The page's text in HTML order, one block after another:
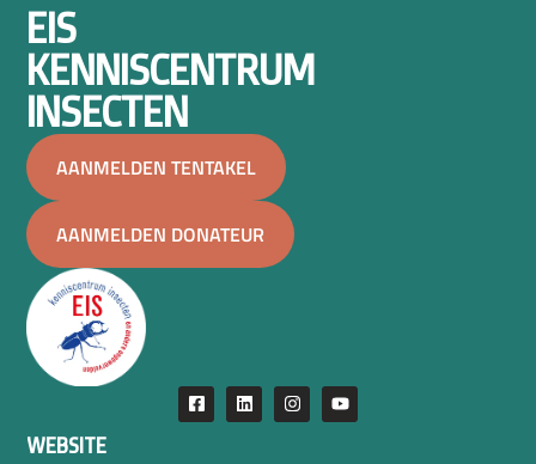
EIS
KENNISCENTRUM
INSECTEN
AANMELDEN TENTAKEL
AANMELDEN DONATEUR
WEBSITE